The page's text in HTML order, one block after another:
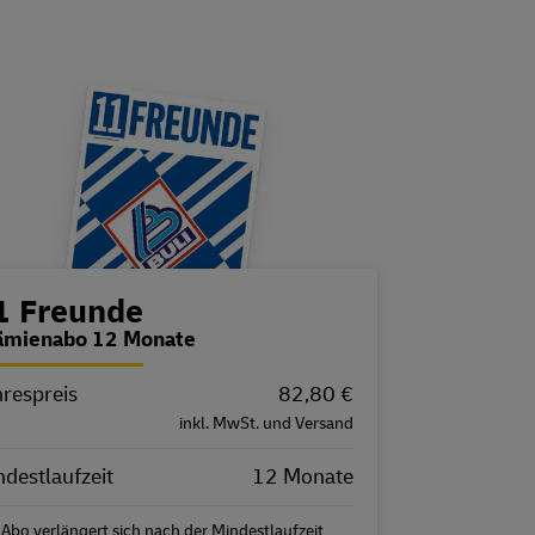
Freunde
12 Monate
82,80 €
inkl. MwSt. und Versand
12 Monate
Abo verlängert sich nach der Mindestlaufzeit